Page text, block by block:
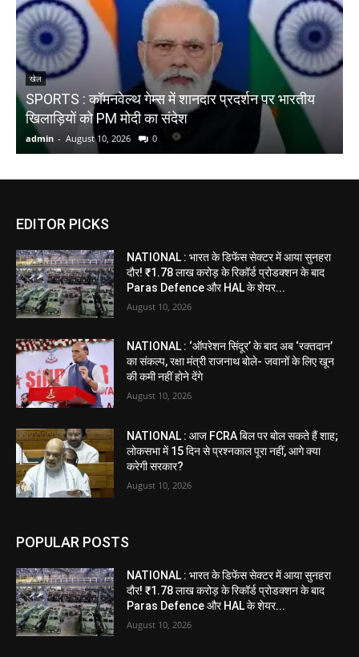
खेल
SPORTS : कॉमनवेल्थ गेम्स में शानदार प्रदर्शन पर भारतीय
खिलाड़ियों को PM मोदी का संदेश
admin - August 10, 2026 0
EDITOR PICKS
NATIONAL : भारत के डिफेंस सेक्टर में आया सुनहरा
दौर! ₹1.78 लाख करोड़ के रिकॉर्ड प्रोडक्शन के बाद
Paras Defence और HAL के शेयर...
August 10, 2026
NATIONAL : ‘ऑपरेशन सिंदूर’ के बाद अब ‘रक्तदान’
का संकल्प, रक्षा मंत्री राजनाथ बोले- जवानों के लिए खून
की कमी नहीं होने देंगे
August 10, 2026
NATIONAL : आज FCRA बिल पर बोल सकते हैं शाह;
लोकसभा में 15 दिन से प्रश्नकाल पूरा नहीं, आगे क्या
करेगी सरकार?
August 10, 2026
POPULAR POSTS
NATIONAL : भारत के डिफेंस सेक्टर में आया सुनहरा
दौर! ₹1.78 लाख करोड़ के रिकॉर्ड प्रोडक्शन के बाद
Paras Defence और HAL के शेयर...
August 10, 2026